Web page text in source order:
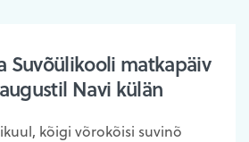
Suvõülikooli matkapäiv
Navi külän
kõigi võrokõisi suvinõ